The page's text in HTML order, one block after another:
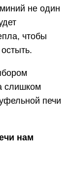
не один
чтобы
слишком
печи
нам